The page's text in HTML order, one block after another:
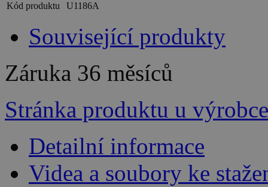
Kód produktu
U1186A
Související produkty
Záruka 36 měsíců
Stránka produktu u výrobce
Detailní informace
Videa a soubory ke